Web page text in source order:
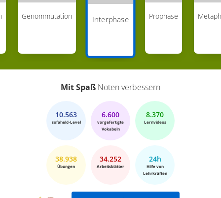
Genommutation Interphase Prophase
Mit Spaß Noten verbessern
10.563
sofaheld-Level
6.600
vorgefertigte
Vokabeln
8.370
Lernvideos
38.938
Übungen
34.252
Arbeitsblätter
24h
Hilfe von
Lehrkräften